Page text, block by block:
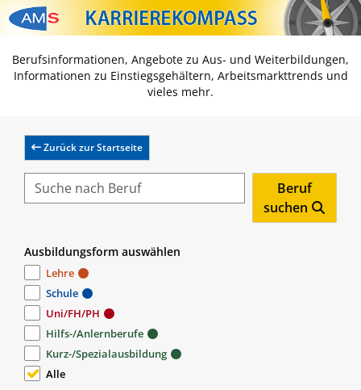
Zum Inhalt springen
Zum Navmenü springen
Zur Suche springen
Zur Footer springen
Berufsinformationen, Angebote zu Aus- und Weiterbildungen,
Informationen zu Einstiegsgehältern, Arbeitsmarkttrends und
vieles mehr.
Zurück zur Startseite
Beruf
suchen
Ausbildungsform auswählen
Lehre
Schule
Uni/FH/PH
Hilfs-/Anlernberufe
Kurz-/Spezialausbildung
Alle